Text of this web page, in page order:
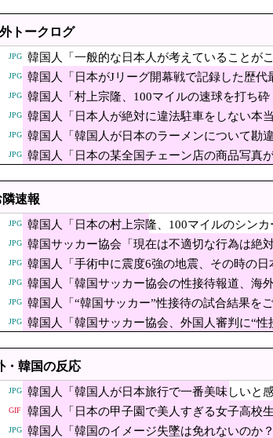
がJリーグ開幕戦で記録した歴代最多
国の反応
人が誰かは不明だが、私は日本人ではないと思う」 シャイン
では韓国が大人気なのに、Kポップは人気が
が約1億3500万円脱税
気が気じゃない…平沢乙は3つ巴の激戦、釜山北区甲ではハ・
する審判の前で、選手が急に服を脱ぎ出した」
房、畑から盗んだ疑い 岡山県警が男を逮捕 倉敷市 [8/9]
接待”発覚で大揺れの韓国サッカー協会、当然『
甲子園で美人すぎる女子高校生マネ
韓国人をうらやましいと感じる理由がこちら・・・」
260兆円が狙われている！ 「被害者の8割がだまされた認識な
全開放流を実施…長江流域で深刻な洪水被害！
年金制度、GPIFの運用が思ったより
を務める爺さん、「核を持たないで
なたのせいで神戸が反中イメージになって中国
」復活？ 「日本を守る前に日常生活を守って」(東京新聞
選でソウルは明るくなった」→「投票用紙問題、再選挙しろ！」
トークログ
JPG
韓国人「一般的な日本人が考えていることが
っ？？？？？？？？？？？？？？？？？？？
JPG
韓国人「日本がJリーグ開幕戦で記録した歴
ﾌﾞﾙ」＝韓国の反応
JPG
韓国人「村上宗隆、100マイルの速球を打ち
（ﾌﾞﾙﾌﾞﾙ」＝韓国の反応
JPG
韓国人「日本人が絶対に違法駐車をしない
ﾌﾞﾙ」＝韓国の反応
JPG
韓国人「韓国人が日本のラーメンについて勘
っ？？？？？？？？？？」＝韓国の反応
JPG
韓国人「日本の某全国チェーン店の商品写
速報
JPG
韓国人「日本の村上宗隆、100マイルのシン
ましすぎる 韓国はこんな打者がいなのか」
JPG
韓国サッカー協会「現在は不適切な行為は絶
しないんだなｗｗｗ」「責任逃れが本当にひ
JPG
韓国人「手術中に震度6強の地震、その時の
立った」「こういう姿は韓国も見習わないと
ように行動したはずだ」【熊本地震】
JPG
韓国人「韓国サッカー協会の性接待報道、海
→「マジで国の恥だ」「2002年まで疑う価値
ばすね」
JPG
韓国人「“韓国サッカー”性接待の試合結果
が本当のベッドサッカーだ」
JPG
韓国人「韓国サッカー協会、外国人審判に“
・韓国の反応
JPG
韓国人「韓国人が日本旅行で一番美味しい
た」
GIF
韓国人「日本の甲子園で美人すぎる女子高校
たい‥」
JPG
韓国人「韓国のイメージ失墜は免れないのか